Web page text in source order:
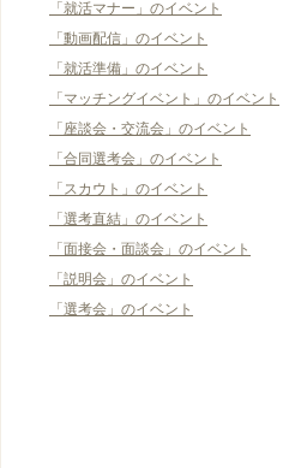
「就活マナー」のイベント
「動画配信」のイベント
「就活準備」のイベント
「マッチングイベント」のイベント
「座談会・交流会」のイベント
「合同選考会」のイベント
「スカウト」のイベント
「選考直結」のイベント
「面接会・面談会」のイベント
「説明会」のイベント
「選考会」のイベント